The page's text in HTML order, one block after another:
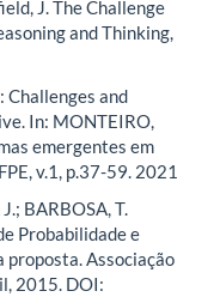
J. The Challenge
and Thinking,
and
In: MONTEIRO,
emergentes em
v.1, p.37-59. 2021
BARBOSA, T.
Probabilidade e
proposta. Associação
2015. DOI: